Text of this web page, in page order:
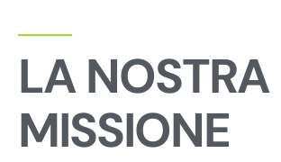
LA NOSTRA
MISSIONE